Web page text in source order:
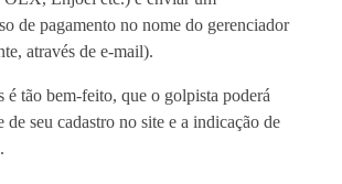
de pagamento no nome do gerenciador
através de e-mail).
é tão bem-feito, que o golpista poderá
de seu cadastro no site e a indicação de